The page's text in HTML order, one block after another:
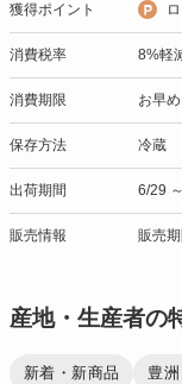
獲得ポイント
消費税率 8%軽
消費期限 お早
保存方法 冷蔵
出荷期間 6/29
販売情報 販売
産地・生産者の
新着・新商品 豊